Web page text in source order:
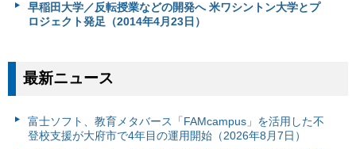
早稲田大学／反転授業などの開発へ 米ワシントン大学とプ
ロジェクト発足（2014年4月23日）
最新ニュース
富⼠ソフト、教育メタバース「FAMcampus」を活用した不
登校支援が大府市で4年目の運用開始（2026年8月7日）